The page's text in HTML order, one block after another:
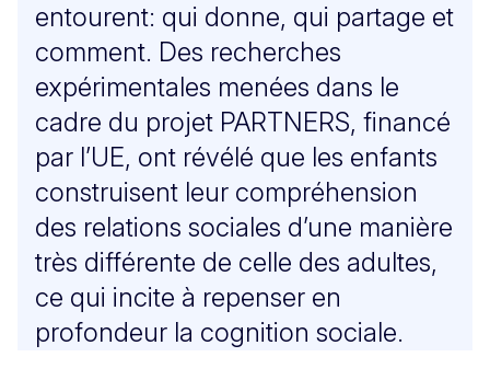
entourent: qui donne, qui partage et
comment. Des recherches
expérimentales menées dans le
cadre du projet PARTNERS, financé
par l’UE, ont révélé que les enfants
construisent leur compréhension
des relations sociales d’une manière
très différente de celle des adultes,
ce qui incite à repenser en
profondeur la cognition sociale.